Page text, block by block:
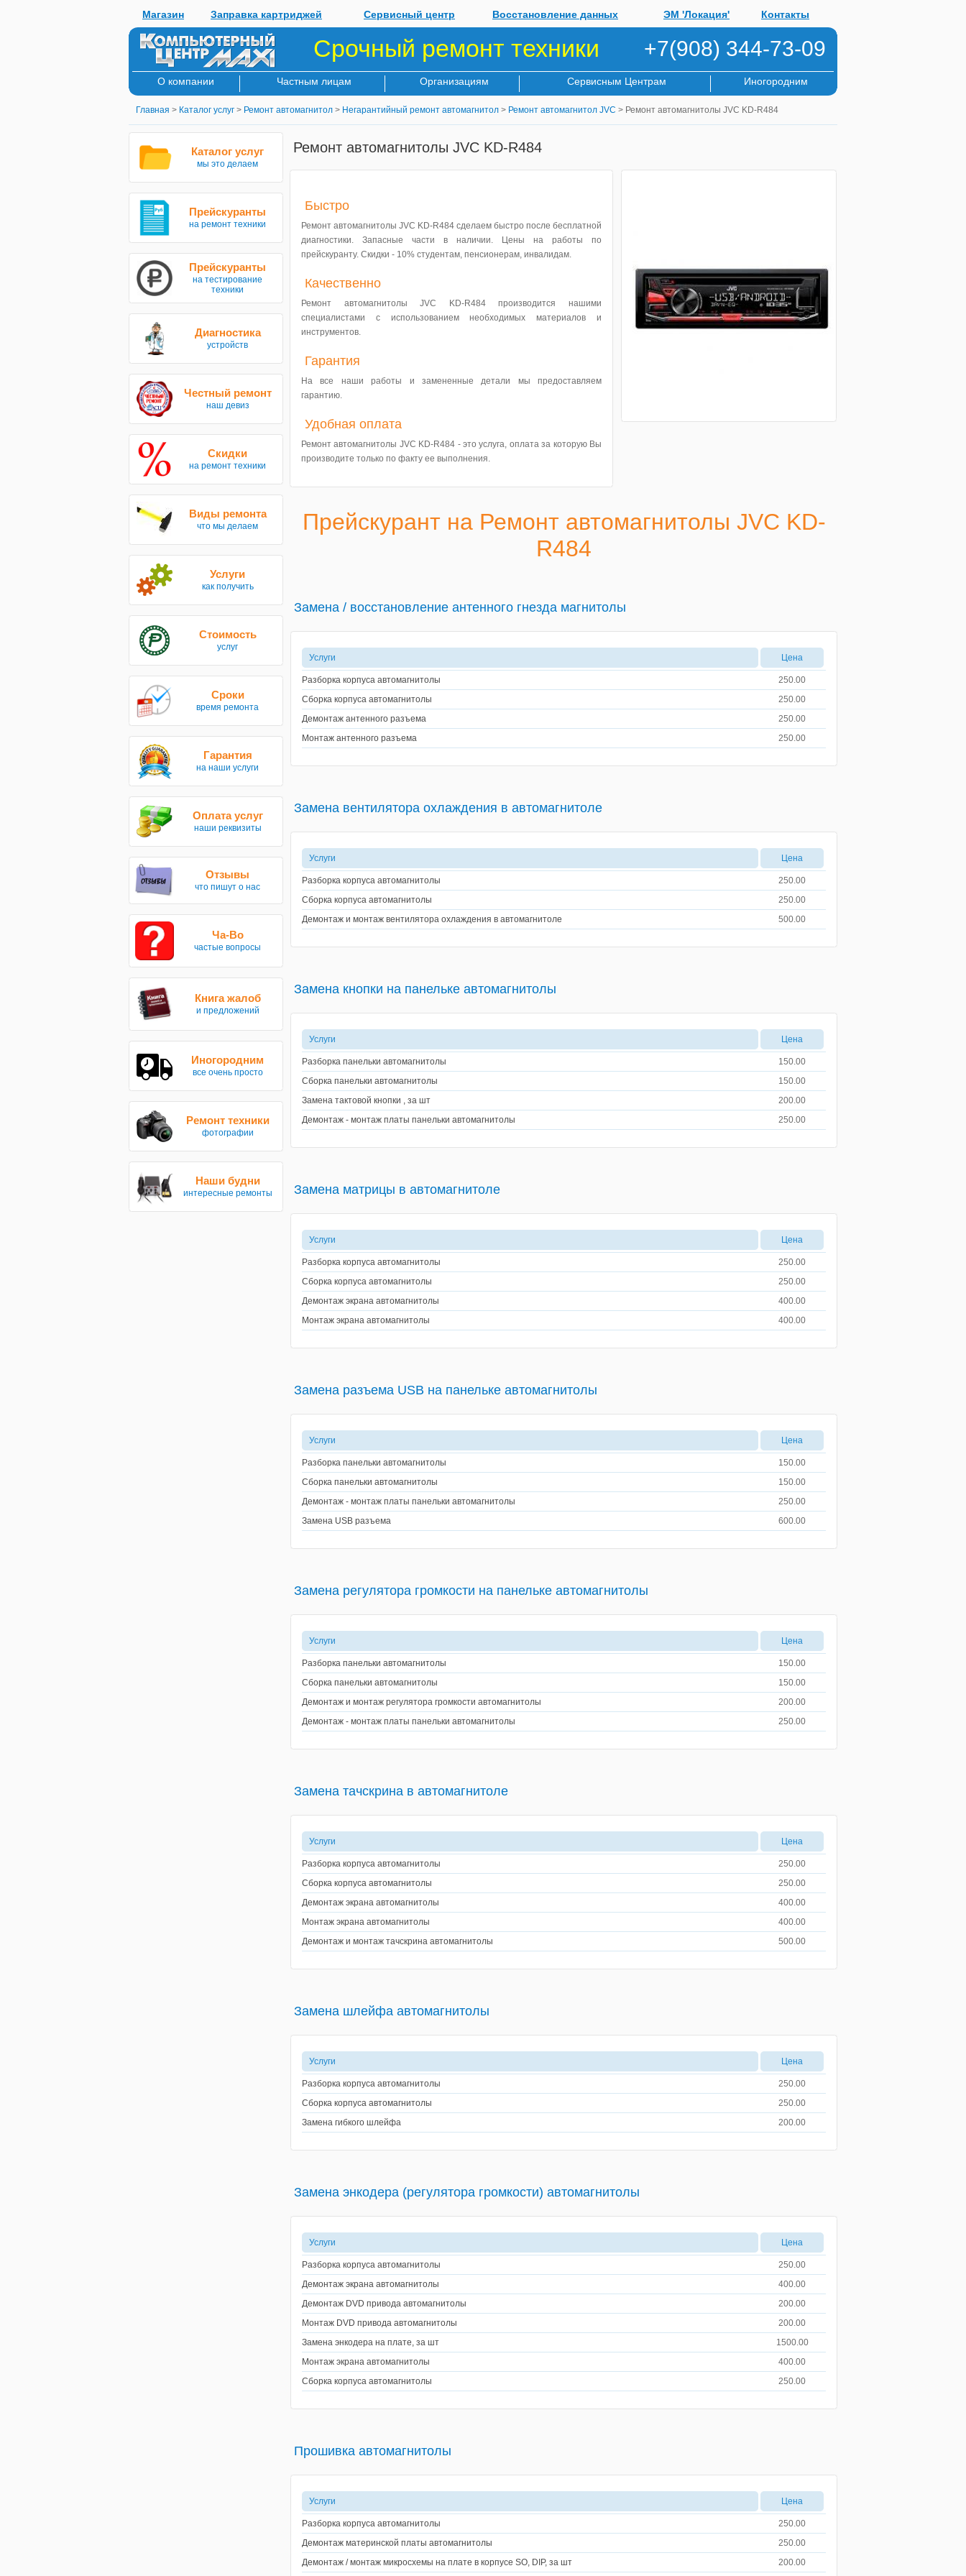
Магазин Заправка картриджей Сервисный центр Восстановление данных ЭМ 'Локация' Контакты
Срочный ремонт техники +7(908) 344-73-09
О компании Частным лицам Организациям Сервисным Центрам Иногородним
Главная > Каталог услуг > Ремонт автомагнитол > Негарантийный ремонт автомагнитол > Ремонт автомагнитол JVC > Ремонт автомагнитолы JVC KD-R484
Каталог услуг
мы это делаем
Прейскуранты
на ремонт техники
Прейскуранты
на тестирование
техники
Диагностика
устройств
Честный ремонт
наш девиз
Скидки
на ремонт техники
Виды ремонта
что мы делаем
Услуги
как получить
Стоимость
услуг
Сроки
время ремонта
Гарантия
на наши услуги
Оплата услуг
наши реквизиты
Отзывы
что пишут о нас
Ча-Во
частые вопросы
Книга жалоб
и предложений
Иногородним
все очень просто
Ремонт техники
фотографии
Наши будни
интересные ремонты
Ремонт автомагнитолы JVC KD-R484
Быстро
Ремонт автомагнитолы JVC KD-R484 сделаем быстро после бесплатной
диагностики. Запасные части в наличии. Цены на работы по
прейскуранту. Скидки - 10% студентам, пенсионерам, инвалидам.
Качественно
Ремонт автомагнитолы JVC KD-R484 производится нашими
специалистами с использованием необходимых материалов и
инструментов.
Гарантия
На все наши работы и замененные детали мы предоставляем
гарантию.
Удобная оплата
Ремонт автомагнитолы JVC KD-R484 - это услуга, оплата за которую Вы
производите только по факту ее выполнения.
Прейскурант на Ремонт автомагнитолы JVC KD-
R484
Замена / восстановление антенного гнезда магнитолы
Услуги Цена
Разборка корпуса автомагнитолы
250.00
Сборка корпуса автомагнитолы
250.00
Демонтаж антенного разъема
250.00
Монтаж антенного разъема
250.00
Замена вентилятора охлаждения в автомагнитоле
Услуги Цена
Разборка корпуса автомагнитолы
250.00
Сборка корпуса автомагнитолы
250.00
Демонтаж и монтаж вентилятора охлаждения в автомагнитоле
500.00
Замена кнопки на панельке автомагнитолы
Услуги Цена
Разборка панельки автомагнитолы
150.00
Сборка панельки автомагнитолы
150.00
Замена тактовой кнопки , за шт
200.00
Демонтаж - монтаж платы панельки автомагнитолы
250.00
Замена матрицы в автомагнитоле
Услуги Цена
Разборка корпуса автомагнитолы
250.00
Сборка корпуса автомагнитолы
250.00
Демонтаж экрана автомагнитолы
400.00
Монтаж экрана автомагнитолы
400.00
Замена разъема USB на панельке автомагнитолы
Услуги Цена
Разборка панельки автомагнитолы
150.00
Сборка панельки автомагнитолы
150.00
Демонтаж - монтаж платы панельки автомагнитолы
250.00
Замена USB разъема
600.00
Замена регулятора громкости на панельке автомагнитолы
Услуги Цена
Разборка панельки автомагнитолы
150.00
Сборка панельки автомагнитолы
150.00
Демонтаж и монтаж регулятора громкости автомагнитолы
200.00
Демонтаж - монтаж платы панельки автомагнитолы
250.00
Замена тачскрина в автомагнитоле
Услуги Цена
Разборка корпуса автомагнитолы
250.00
Сборка корпуса автомагнитолы
250.00
Демонтаж экрана автомагнитолы
400.00
Монтаж экрана автомагнитолы
400.00
Демонтаж и монтаж тачскрина автомагнитолы
500.00
Замена шлейфа автомагнитолы
Услуги Цена
Разборка корпуса автомагнитолы
250.00
Сборка корпуса автомагнитолы
250.00
Замена гибкого шлейфа
200.00
Замена энкодера (регулятора громкости) автомагнитолы
Услуги Цена
Разборка корпуса автомагнитолы
250.00
Демонтаж экрана автомагнитолы
400.00
Демонтаж DVD привода автомагнитолы
200.00
Монтаж DVD привода автомагнитолы
200.00
Замена энкодера на плате, за шт
1500.00
Монтаж экрана автомагнитолы
400.00
Сборка корпуса автомагнитолы
250.00
Прошивка автомагнитолы
Услуги Цена
Разборка корпуса автомагнитолы
250.00
Демонтаж материнской платы автомагнитолы
250.00
Демонтаж / монтаж микросхемы на плате в корпусе SO, DIP, за шт
200.00